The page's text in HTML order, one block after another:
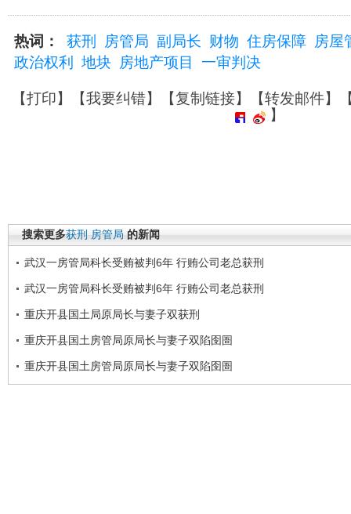
热词： 获刑 房管局 副局长 财物 住房保障 房屋
政治权利
地块 房地产项目 一审判决
【打印】【我要纠错】【复制链接】【转发邮件】
】
搜索更多获刑 房管局 的新闻
武汉一房管局科长受贿被判6年 行贿公司老总获刑
武汉一房管局科长受贿被判6年 行贿公司老总获刑
重庆开县国土局原局长与妻子双获刑
重庆开县国土房管局原局长与妻子双陷囹圄
重庆开县国土房管局原局长与妻子双陷囹圄